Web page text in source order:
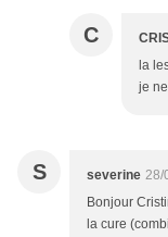
C
la
je
S severine 28/
Bonjour
la cure